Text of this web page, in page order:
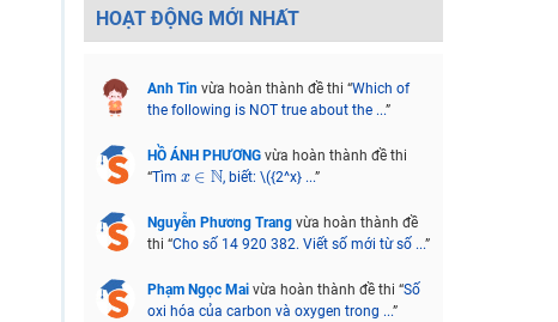
HOẠT ĐỘNG MỚI NHẤT
Anh Tin vừa hoàn thành đề thi “Which of
the following is NOT true about the ...”
HỒ ÁNH PHƯƠNG vừa hoàn thành đề thi
“Tìm x ∈ N
x∈N , biết: \({2^x} ...”
Nguyễn Phương Trang vừa hoàn thành đề
thi “Cho số 14 920 382. Viết số mới từ số ...”
Phạm Ngọc Mai vừa hoàn thành đề thi “Số
oxi hóa của carbon và oxygen trong ...”